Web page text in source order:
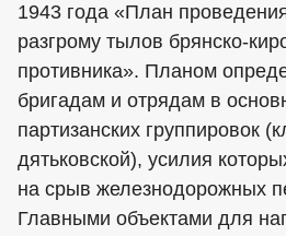
1943 года «План
разгрому тылов брянско-
противника». Планом
бригадам и отрядам в
партизанских группировок
дятьковской), усилия
на срыв железнодорожных
Главными объектами для